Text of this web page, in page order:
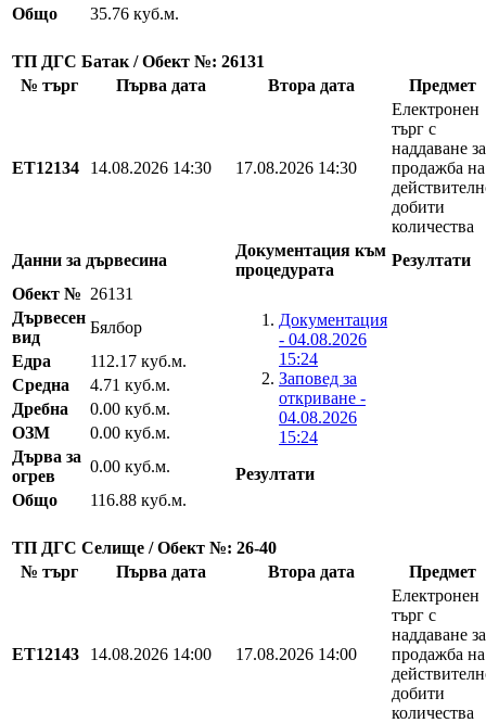
Общо
35.76 куб.м.
ТП ДГС Батак / Обект №: 26131
№ търг
Първа дата Втора дата Предмет
EТ12134 14.08.2026 14:30 17.08.2026 14:30
Електронен
търг с
наддаване за
продажба на
добити
количества
Данни за дървесина
Документация към
процедурата
Резултати
Обект № 26131
Документация
- 04.08.2026
15:24
Заповед за
откриване -
04.08.2026
15:24
Резултати
Дървесен
вид
Бялбор
Едра
112.17 куб.м.
Средна
4.71 куб.м.
Дребна
0.00 куб.м.
ОЗМ
0.00 куб.м.
Дърва за
огрев
0.00 куб.м.
Общо
116.88 куб.м.
ТП ДГС Селище / Обект №: 26-40
№ търг
Първа дата Втора дата Предмет
EТ12143 14.08.2026 14:00 17.08.2026 14:00
Електронен
търг с
наддаване за
продажба на
добити
количества